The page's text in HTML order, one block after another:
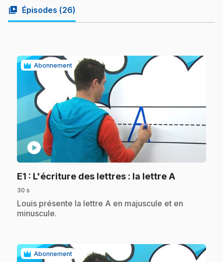
video_library Épisodes (26)
Abonnement
play_circle
E1 : L'écriture des lettres : la lettre A
30 s
.Louis présente la lettre A en majuscule et en
minuscule.
Abonnement